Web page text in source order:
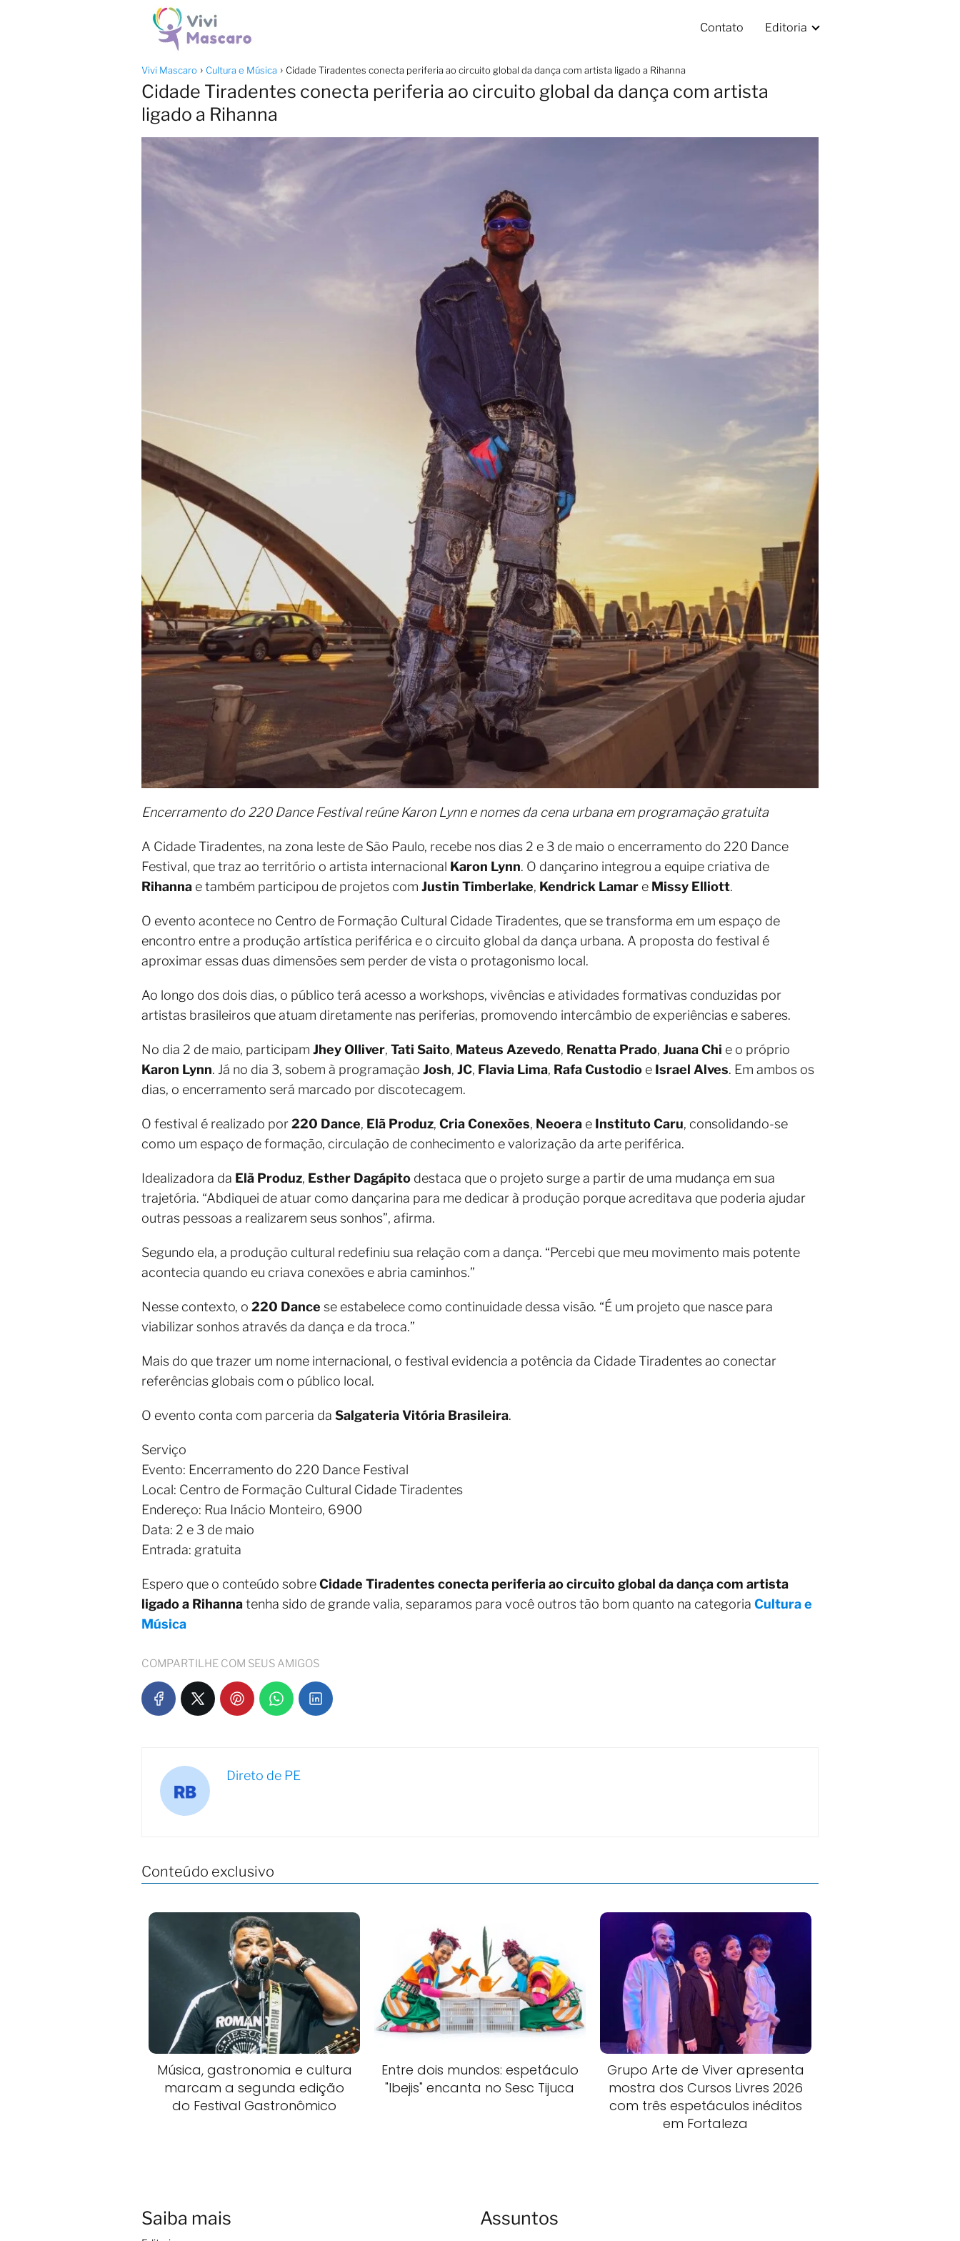
Contato Editoria
Vivi Mascaro Cultura e Música Cidade Tiradentes conecta periferia ao circuito global da dança com artista ligado a Rihanna
Cidade Tiradentes conecta periferia ao circuito global da dança com artista
ligado a Rihanna
Encerramento do 220 Dance Festival reúne Karon Lynn e nomes da cena urbana em programação gratuita
A Cidade Tiradentes, na zona leste de São Paulo, recebe nos dias 2 e 3 de maio o encerramento do 220 Dance
Festival, que traz ao território o artista internacional Karon Lynn. O dançarino integrou a equipe criativa de
Rihanna e também participou de projetos com Justin Timberlake, Kendrick Lamar e Missy Elliott.
O evento acontece no Centro de Formação Cultural Cidade Tiradentes, que se transforma em um espaço de
encontro entre a produção artística periférica e o circuito global da dança urbana. A proposta do festival é
aproximar essas duas dimensões sem perder de vista o protagonismo local.
Ao longo dos dois dias, o público terá acesso a workshops, vivências e atividades formativas conduzidas por
artistas brasileiros que atuam diretamente nas periferias, promovendo intercâmbio de experiências e saberes.
No dia 2 de maio, participam Jhey Olliver, Tati Saito, Mateus Azevedo, Renatta Prado, Juana Chi e o próprio
Karon Lynn. Já no dia 3, sobem à programação Josh, JC, Flavia Lima, Rafa Custodio e Israel Alves. Em ambos os
dias, o encerramento será marcado por discotecagem.
O festival é realizado por220 Dance, Elã Produz, Cria Conexões, Neoera e Instituto Caru, consolidando-se
como um espaço de formação, circulação de conhecimento e valorização da arte periférica.
Idealizadora da Elã Produz, Esther Dagápito destaca que o projeto surge a partir de uma mudança em sua
trajetória. “Abdiquei de atuar como dançarina para me dedicar à produção porque acreditava que poderia ajudar
outras pessoas a realizarem seus sonhos”, afirma.
Segundo ela, a produção cultural redefiniu sua relação com a dança. “Percebi que meu movimento mais potente
acontecia quando eu criava conexões e abria caminhos.”
Nesse contexto, o 220 Dance se estabelece como continuidade dessa visão. “É um projeto que nasce para
viabilizar sonhos através da dança e da troca.”
Mais do que trazer um nome internacional, o festival evidencia a potência da Cidade Tiradentes ao conectar
referências globais com o público local.
O evento conta com parceria da Salgateria Vitória Brasileira.
Serviço
Evento: Encerramento do 220 Dance Festival
Local: Centro de Formação Cultural Cidade Tiradentes
Endereço: Rua Inácio Monteiro, 6900
Data: 2 e 3 de maio
Entrada: gratuita
Espero que o conteúdo sobreCidade Tiradentes conecta periferia ao circuito global da dança com artista
ligado a Rihannatenha sido de grande valia, separamos para você outros tão bom quanto na categoria Cultura e
Música
COMPARTILHE COM SEUS AMIGOS
Direto de PE
Conteúdo exclusivo
Música, gastronomia e cultura
marcam a segunda edição
do Festival Gastronômico
Entre dois mundos: espetáculo
"Ibejis" encanta no Sesc Tijuca
Grupo Arte de Viver apresenta
mostra dos Cursos Livres 2026
com três espetáculos inéditos
em Fortaleza
Saiba mais Assuntos